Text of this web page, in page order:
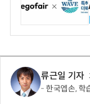
류근일 기자
한국엡손, 학